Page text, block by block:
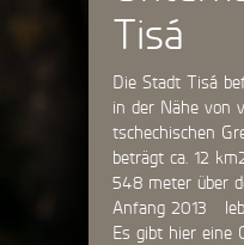
Tisá
Die Stadt Tisá
in der Nähe von
tschechischen
beträgt ca. 12 km
548 meter über
Anfang 2013
Es gibt hier eine